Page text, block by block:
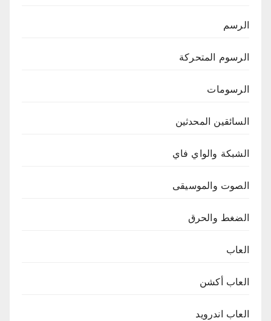
الرسم
الرسوم المتحركة
الرسومات
السائقين المحدثين
الشبكة والواي فاي
الصوت والموسيقى
الضغط والحرق
العاب
العاب أكشن
العاب اندرويد